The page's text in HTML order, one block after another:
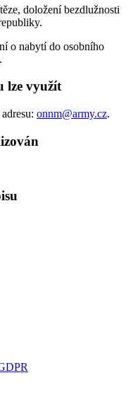
doložení bezdlužnosti
o nabytí do osobního
lze využít
onnm@army.cz.